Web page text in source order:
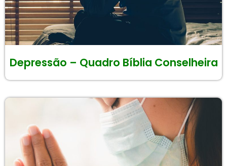
Depressão – Quadro Bíblia Conselheira